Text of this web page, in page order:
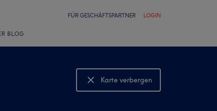
FÜR GESCHÄFTSPARTNER LOGIN
BLOG
Karte verbergen
Karte anzeigen